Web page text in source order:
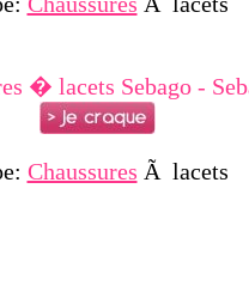
� lacets Sebago -
Chaussures Ã lacets